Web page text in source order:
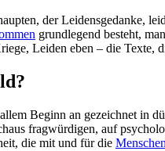
der Leidensgedanke,
grundlegend besteht,
Leiden eben – die
Beginn an gezeichnet in
fragwürdigen, auf
die mit und für die Menschen